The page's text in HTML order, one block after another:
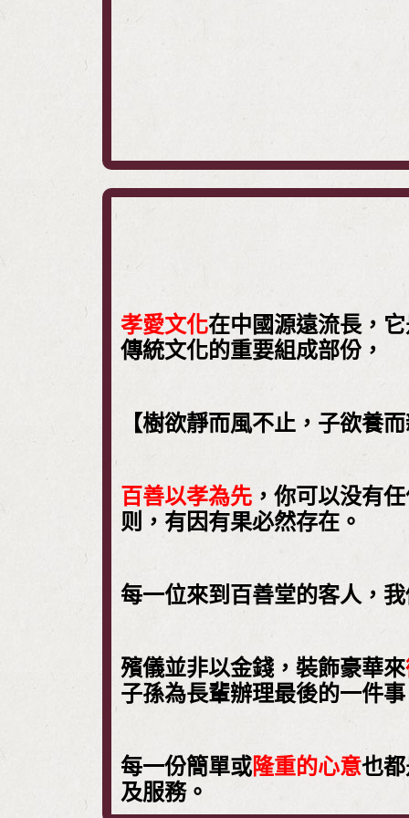
孝愛文化在中國源遠流長，
傳統文化的重要組成部份，
【樹欲靜而風不止，子欲養
百善以孝為先 ，你可以没有
则，有因有果必然存在。
每一位來到百善堂的客人，
殯儀並非以金錢，裝飾豪華來
子孫為長輩辦理最後的一件
每一份簡單或隆重的心意也
及服務。